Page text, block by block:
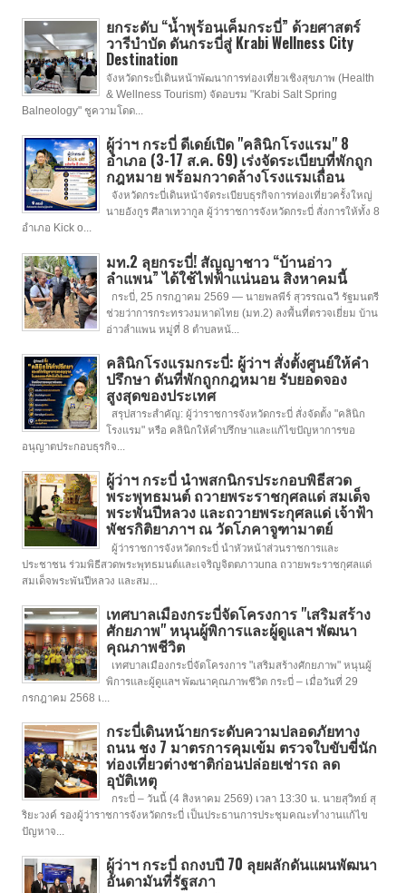
ยกระดับ “น้ำพุร้อนเค็มกระบี่” ด้วยศาสตร์
วารีบำบัด ดันกระบี่สู่ Krabi Wellness City
Destination
จังหวัดกระบี่เดินหน้าพัฒนาการท่องเที่ยวเชิงสุขภาพ (Health
& Wellness Tourism) จัดอบรม "Krabi Salt Spring
Balneology" ชูความโดด...
ผู้ว่าฯ กระบี่ ดีเดย์เปิด "คลินิกโรงแรม" 8
อำเภอ (3-17 ส.ค. 69) เร่งจัดระเบียบที่พักถูก
กฎหมาย พร้อมกวาดล้างโรงแรมเถื่อน
จังหวัดกระบี่เดินหน้าจัดระเบียบธุรกิจการท่องเที่ยวครั้งใหญ่
นายอังกูร ศีลาเทวากูล ผู้ว่าราชการจังหวัดกระบี่ สั่งการให้ทั้ง 8
อำเภอ Kick o...
มท.2 ลุยกระบี่! สัญญาชาว “บ้านอ่าว
ลำแพน” ได้ใช้ไฟฟ้าแน่นอน สิงหาคมนี้
กระบี่, 25 กรกฎาคม 2569 — นายพลพีร์ สุวรรณฉวี รัฐมนตรี
ช่วยว่าการกระทรวงมหาดไทย (มท.2) ลงพื้นที่ตรวจเยี่ยม บ้าน
อ่าวลำแพน หมู่ที่ 8 ตำบลหน้...
คลินิกโรงแรมกระบี่: ผู้ว่าฯ สั่งตั้งศูนย์ให้คำ
ปรึกษา ดันที่พักถูกกฎหมาย รับยอดจอง
สูงสุดของประเทศ
สรุปสาระสำคัญ: ผู้ว่าราชการจังหวัดกระบี่ สั่งจัดตั้ง "คลินิก
โรงแรม" หรือ คลินิกให้คำปรึกษาและแก้ไขปัญหาการขอ
อนุญาตประกอบธุรกิจ...
ผู้ว่าฯ กระบี่ นำพสกนิกรประกอบพิธีสวด
พระพุทธมนต์ ถวายพระราชกุศลแด่ สมเด็จ
พระพันปีหลวง และถวายพระกุศลแด่ เจ้าฟ้า
พัชรกิติยาภาฯ ณ วัดโภคาจูฑามาตย์
ผู้ว่าราชการจังหวัดกระบี่ นำหัวหน้าส่วนราชการและ
ประชาชน ร่วมพิธีสวดพระพุทธมนต์และเจริญจิตตภาวuna ถวายพระราชกุศลแด่
สมเด็จพระพันปีหลวง และสม...
เทศบาลเมืองกระบี่จัดโครงการ "เสริมสร้าง
ศักยภาพ" หนุนผู้พิการและผู้ดูแลฯ พัฒนา
คุณภาพชีวิต
เทศบาลเมืองกระบี่จัดโครงการ "เสริมสร้างศักยภาพ" หนุนผู้
พิการและผู้ดูแลฯ พัฒนาคุณภาพชีวิต กระบี่ – เมื่อวันที่ 29
กรกฎาคม 2568 เ...
กระบี่เดินหน้ายกระดับความปลอดภัยทาง
ถนน ชง 7 มาตรการคุมเข้ม ตรวจใบขับขี่นัก
ท่องเที่ยวต่างชาติก่อนปล่อยเช่ารถ ลด
อุบัติเหตุ
กระบี่ – วันนี้ (4 สิงหาคม 2569) เวลา 13:30 น. นายสุวิทย์ สุ
ริยะวงค์ รองผู้ว่าราชการจังหวัดกระบี่ เป็นประธานการประชุมคณะทำงานแก้ไข
ปัญหาจ...
ผู้ว่าฯ กระบี่ ถกงบปี 70 ลุยผลักดันแผนพัฒนา
อันดามันที่รัฐสภา